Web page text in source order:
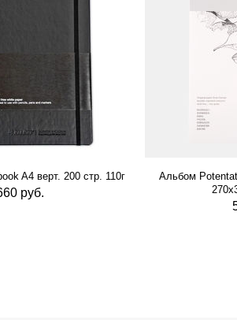
A4 верт. 200 стр. 110г
руб.
Альбом